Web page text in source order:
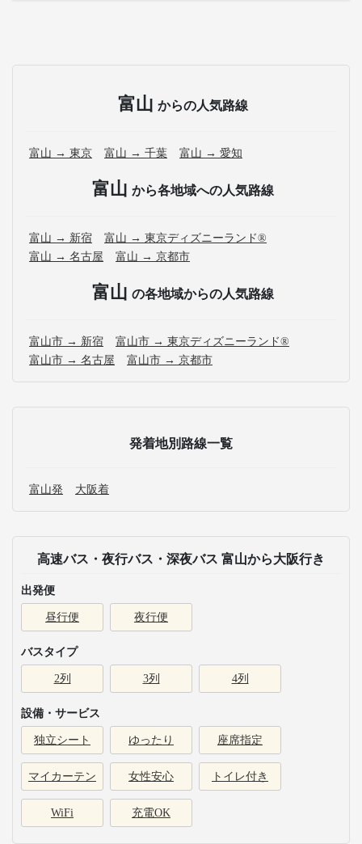
富山 からの人気路線
富山 → 東京 富山 → 千葉 富山 → 愛知
富山 から各地域への人気路線
富山 → 新宿
富山 → 東京ディズニーランド®
富山 → 名古屋
富山 → 京都市
富山 の各地域からの人気路線
富山市 → 新宿
富山市 → 東京ディズニーランド®
富山市 → 名古屋
富山市 → 京都市
発着地別路線一覧
富山発 大阪着
高速バス・夜行バス・深夜バス 富山から大阪行き
出発便
昼行便 夜行便
バスタイプ
2列 3列 4列
設備・サービス
独立シート ゆったり 座席指定
マイカーテン 女性安心 トイレ付き
WiFi 充電OK